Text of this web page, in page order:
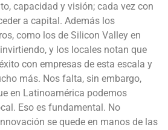
capacidad y visión; cada vez con
a capital. Además los
como los de Silicon Valley en
y los locales notan que
con empresas de esta escala y
más. Nos falta, sin embargo,
en Latinoamérica podemos
Eso es fundamental. No
se quede en manos de las